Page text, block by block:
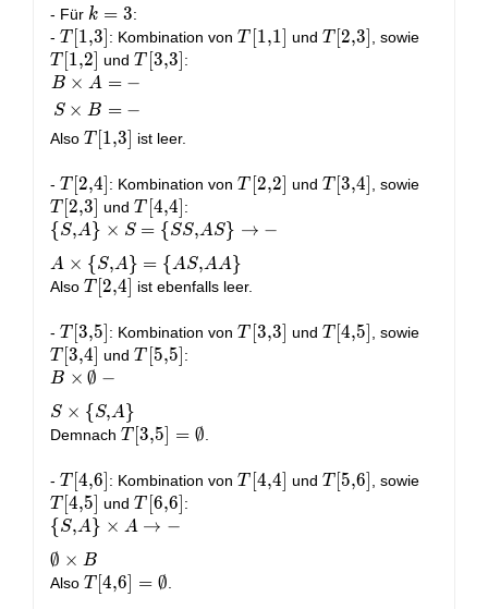
A
{A\}
- Für k
=
3
k = 3:
- T[1,3]
T 1,3 : Kombination vonT[1,1]
T 1,1 und T[2,3]
T [2,3 , sowie
T 1,2 undT[3,3]
T 3,3 :
\begin{aligned}
B \times A &=
- \\ S \times B
&= - \\
\end{aligned}
B × A
S × B
= −
= −
Also T[1,3]
T 1,3 ist leer.
- T[2,4]
T [2,4 : Kombination vonT[2,2]
T 2,2 und T[3,4]
T [3,4 , sowie
T [2,3 undT[4,4]
T 4,4 :
\{S, A\}
\times S =
\{SS, AS\}
\rightarrow
\times \{S,
A\} = \
{AS, AA\}
{ S,A} × S = { SS,AS} → −
A × { S,A} = {AS,AA}
Also T[2,4]
T [2,4 ist ebenfalls leer.
- T[3,5]
T [3,5 : Kombination vonT[3,3]
T 3,3 und T[4,5]
T [4,5 , sowie
T [3,4 undT[5,5]
T 5,5 :
B \times
\emptyset
- \\ S
\times \
B × ∅ −
S × { S,A}
Demnach T[3,5] =
T [3,5 = ∅.
- T[4,6]
T [4,6 : Kombination vonT[4,4]
T 4,4 und T[5,6]
T [5,6 , sowie
T [4,5 undT[6,6]
T 6,6 :
\{S, A\}
\times A
\rightarrow
- \\
{ S,A} × A → −
∅ × B
Also T[4,6] =
T [4,6 = ∅.